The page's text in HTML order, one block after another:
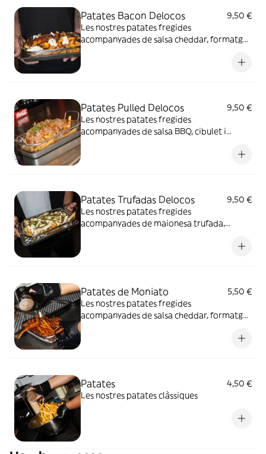
Patates Bacon Delocos
9,50 €
Les nostres patates fregides
acompanyades de salsa cheddar, formatge
Patates Pulled Delocos
9,50 €
Les nostres patates fregides
acompanyades de salsa BBQ, cibulet i
Patates Trufadas Delocos
9,50 €
Les nostres patates fregides
acompanyades de maionesa trufada,
Patates de Moniato
5,50 €
Les nostres patates fregides
acompanyades de salsa cheddar, formatge
Patates
4,50 €
Les nostres patates clàssiques